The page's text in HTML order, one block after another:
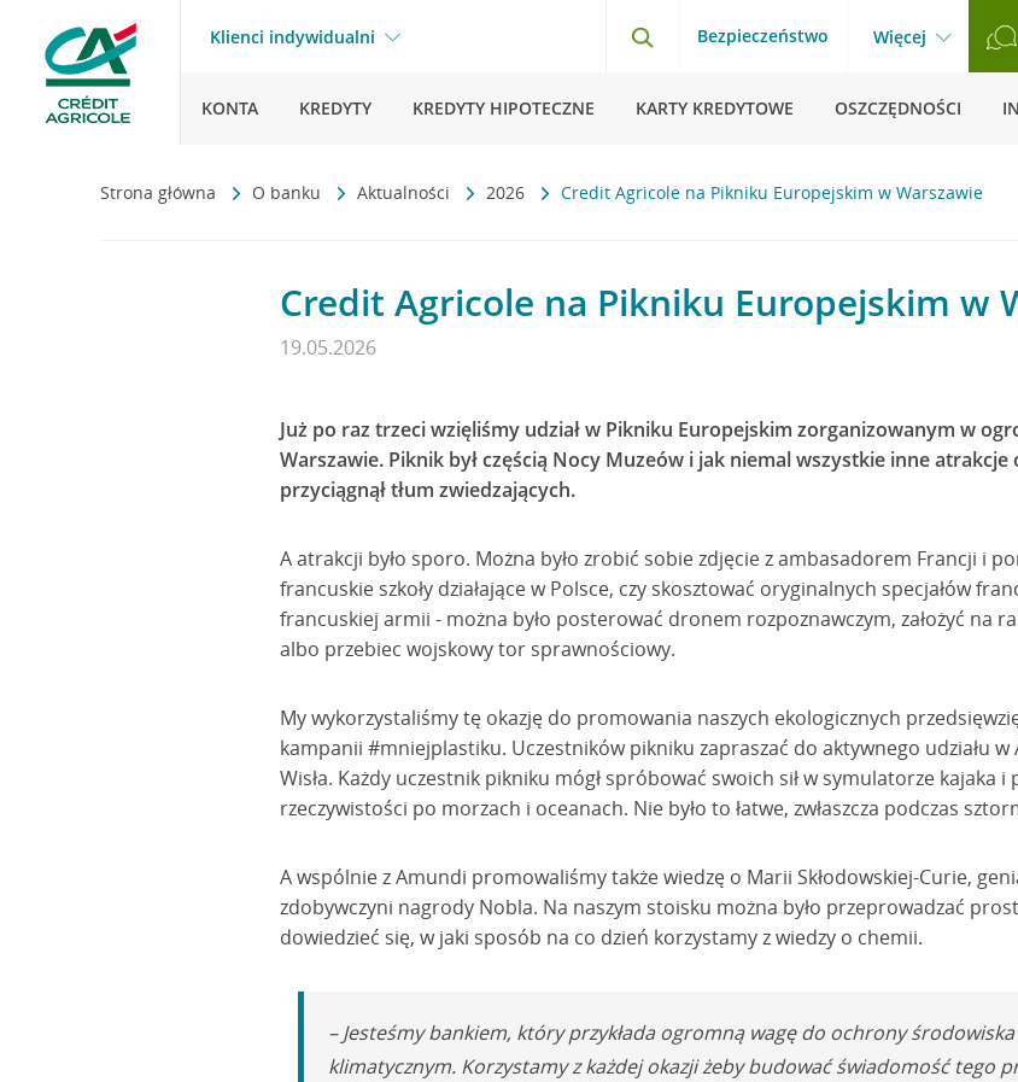
Klienci indywidualni Bezpieczeństwo Więcej
KONTA KREDYTY KREDYTY HIPOTECZNE KARTY KREDYTOWE OSZCZĘDNOŚCI
Strona główna O banku Aktualności 2026 Credit Agricole na Pikniku Europejskim w Warszawie
Credit Agricole na Pikniku Europejskim w
19.05.2026
Już po raz trzeci wzięliśmy udział w Pikniku Europejskim zorganizowanym w
Warszawie. Piknik był częścią Nocy Muzeów i jak niemal wszystkie inne
przyciągnął tłum zwiedzających.
A atrakcji było sporo. Można było zrobić sobie zdjęcie z ambasadorem Francji i
francuskie szkoły działające w Polsce, czy skosztować oryginalnych specjałów
francuskiej armii - można było posterować dronem rozpoznawczym, założyć na
albo przebiec wojskowy tor sprawnościowy.
My wykorzystaliśmy tę okazję do promowania naszych ekologicznych
kampanii #mniejplastiku. Uczestników pikniku zapraszać do aktywnego udziału w
Wisła. Każdy uczestnik pikniku mógł spróbować swoich sił w symulatorze kajaka i
rzeczywistości po morzach i oceanach. Nie było to łatwe, zwłaszcza podczas
A wspólnie z Amundi promowaliśmy także wiedzę o Marii Skłodowskiej-Curie,
zdobywczyni nagrody Nobla. Na naszym stoisku można było przeprowadzać
dowiedzieć się, w jaki sposób na co dzień korzystamy z wiedzy o chemii.
– Jesteśmy bankiem, który przykłada ogromną wagę do ochrony
klimatycznym. Korzystamy z każdej okazji żeby budować świadomość tego